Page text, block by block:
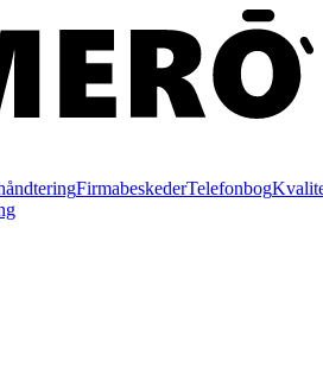
FirmabeskederTelefonbog